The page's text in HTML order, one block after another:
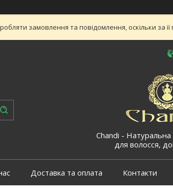
замовлення та повідомлення, оскільки за
Chandi -
для волосся,
Доставка та оплата Контакти